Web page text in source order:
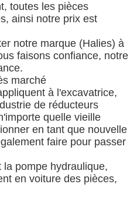
toutes les pièces
ainsi notre prix est
notre marque (Halies) à
faisons confiance, notre
marché
à l'excavatrice,
de réducteurs
quelle vieille
en tant que nouvelle
faire pour passer
pompe hydraulique,
en voiture des pièces,